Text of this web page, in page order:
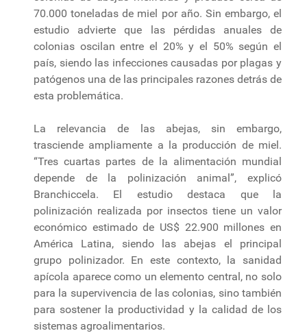
70.000 toneladas de miel por año. Sin embargo, el
estudio advierte que las pérdidas anuales de
colonias oscilan entre el 20% y el 50% según el
país, siendo las infecciones causadas por plagas y
patógenos una de las principales razones detrás de
esta problemática.
La relevancia de las abejas, sin embargo,
trasciende ampliamente a la producción de miel.
“Tres cuartas partes de la alimentación mundial
depende de la polinización animal”, explicó
Branchiccela. El estudio destaca que la
polinización realizada por insectos tiene un valor
económico estimado de US$ 22.900 millones en
América Latina, siendo las abejas el principal
grupo polinizador. En este contexto, la sanidad
apícola aparece como un elemento central, no solo
para la supervivencia de las colonias, sino también
para sostener la productividad y la calidad de los
sistemas agroalimentarios.